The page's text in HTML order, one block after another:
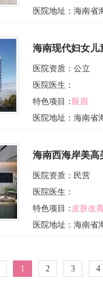
医院地址：海南省
海南现代妇女
医院资质：公立
医院医生：
特色项目：眼眉
医院地址：海南省
海南西海岸美
医院资质：民营
医院医生：
特色项目：皮肤改
医院地址：海南省
1 2 3 4